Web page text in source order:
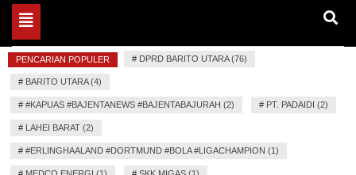
Toggle
navigation
PENCARIAN POPULER # DPRD BARITO UTARA (76)
# BARITO UTARA (4)
# #KAPUAS #BAJENTANEWS #BAJENTABAJURAH (2) # PT. PADAIDI (2)
# LAHEI BARAT (2)
# #ERLINGHAALAND #DORTMUND #BOLA #LIGACHAMPION (1)
# MEDCO ENERGI (1) # SKK MIGAS (1)